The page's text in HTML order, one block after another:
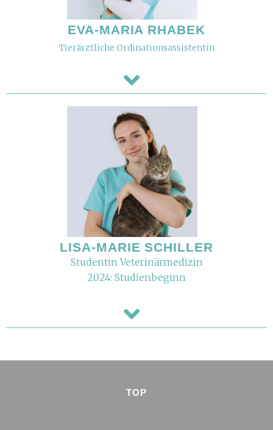
EVA-MARIA RHABEK
Tierärztliche Ordinationsassistentin
LISA-MARIE SCHILLER
Studentin Veterinärmedizin
2024: Studienbeginn
TOP